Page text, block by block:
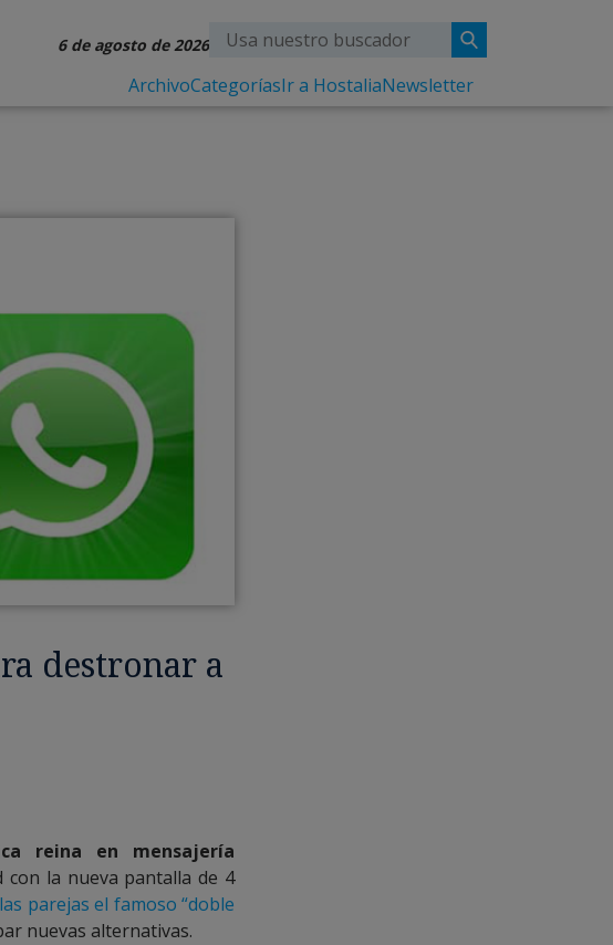
6 de agosto de 2026
ArchivoCategoríasIr a HostaliaNewsletter
destronar a
reina en mensajería
la nueva pantalla de 4
parejas el famoso “doble
nuevas alternativas.